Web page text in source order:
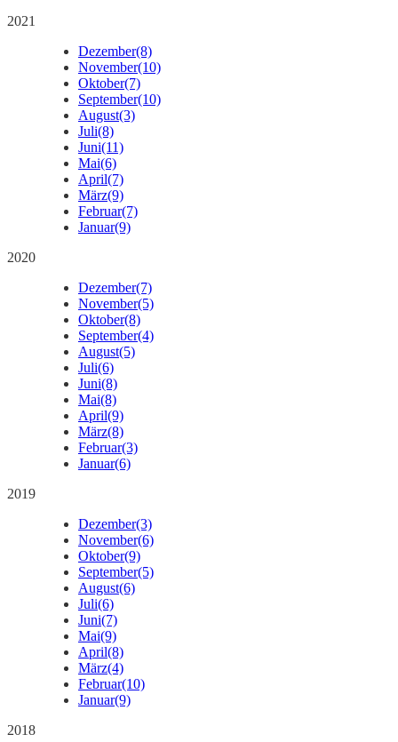
2021
Dezember(8)
November(10)
Oktober(7)
September(10)
August(3)
Juli(8)
Juni(11)
Mai(6)
April(7)
März(9)
Februar(7)
Januar(9)
2020
Dezember(7)
November(5)
Oktober(8)
September(4)
August(5)
Juli(6)
Juni(8)
Mai(8)
April(9)
März(8)
Februar(3)
Januar(6)
2019
Dezember(3)
November(6)
Oktober(9)
September(5)
August(6)
Juli(6)
Juni(7)
Mai(9)
April(8)
März(4)
Februar(10)
Januar(9)
2018